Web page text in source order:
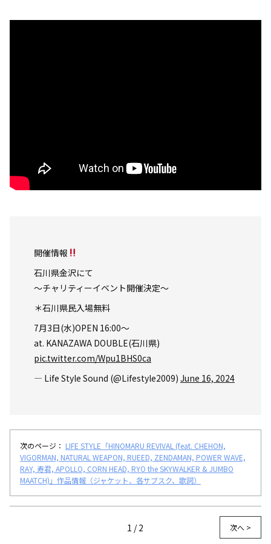
開催情報
石川県金沢にて
〜チャリティーイベント開催決定〜
＊石川県民入場無料
7月3日(水)OPEN 16:00〜
at. KANAZAWA DOUBLE(石川県)
pic.twitter.com/Wpu1BHS0ca
— Life Style Sound (@Lifestyle2009) June 16, 2024
次のページ： LIFE STYLE「HINOMARU REVIVAL (feat. CHEHON,
VIGORMAN, NATURAL WEAPON, RUEED, ZENDAMAN, POWER WAVE,
RAY, 寿君, APOLLO, CORN HEAD, RYO the SKYWALKER & JUMBO
MAATCH)」作品情報（ジャケット、各サブスク、歌詞）
1 / 2 次へ >